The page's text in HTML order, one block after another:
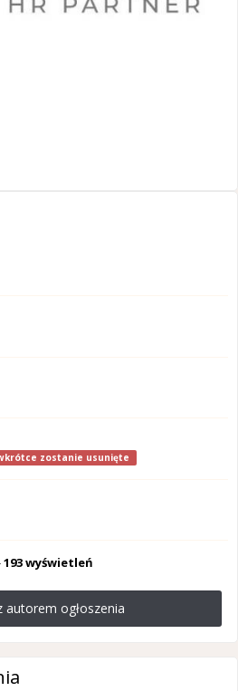
zostanie usunięte
193 wyświetleń
autorem ogłoszenia